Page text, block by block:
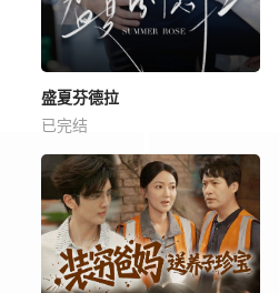
盛夏芬德拉
已完结